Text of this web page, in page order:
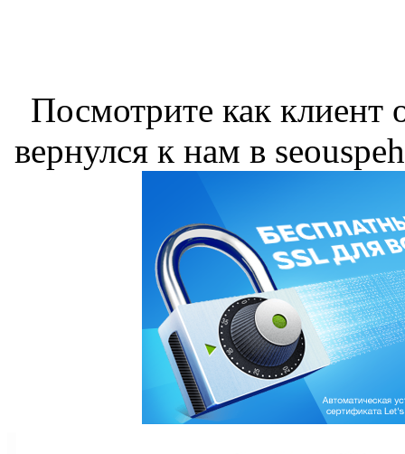
Посмотрите как клиент
вернулся к нам в